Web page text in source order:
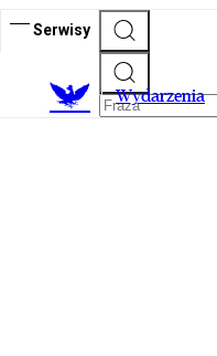
Serwisy
Wydarzenia